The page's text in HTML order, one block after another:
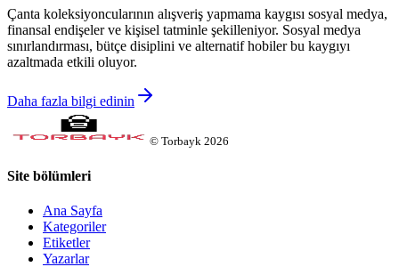
Çanta koleksiyoncularının alışveriş yapmama kaygısı sosyal medya,
finansal endişeler ve kişisel tatminle şekilleniyor. Sosyal medya
sınırlandırması, bütçe disiplini ve alternatif hobiler bu kaygıyı
azaltmada etkili oluyor.
Daha fazla bilgi edinin
© Torbayk 2026
Site bölümleri
Ana Sayfa
Kategoriler
Etiketler
Yazarlar